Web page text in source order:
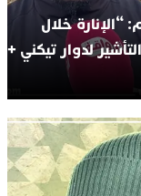
“الإنارة خلال
لدوار تيكني +